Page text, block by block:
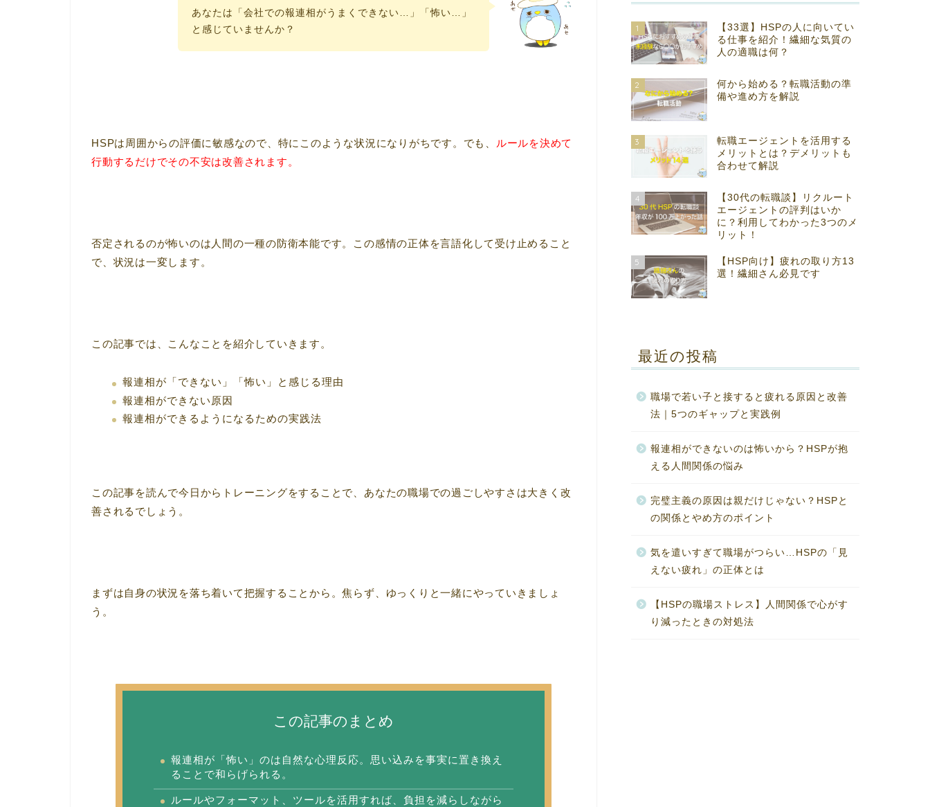
あなたは「会社での報連相がうまくできない…」「怖い…」
と感じていませんか？
HSPは周囲からの評価に敏感なので、特にこのような状況になりがちです。でも、
ルールを決めて
行動するだけでその不安は改善されます。
否定されるのが怖いのは人間の一種の防衛本能です。この感情の正体を言語化して受け止めること
で、状況は一変します。
この記事では、こんなことを紹介していきます。
報連相が「できない」「怖い」と感じる理由
報連相ができない原因
報連相ができるようになるための実践法
この記事を読んで今日からトレーニングをすることで、あなたの職場での過ごしやすさは大きく改
善されるでしょう。
まずは自身の状況を落ち着いて把握することから。焦らず、ゆっくりと一緒にやっていきましょ
う。
この記事のまとめ
報連相が「怖い」のは自然な心理反応。思い込みを事実に置き換え
ることで和らげられる。
ルールやフォーマット、ツールを活用すれば、負担を減らしながら
1
【33選】HSPの人に向いてい
る仕事を紹介！繊細な気質の
人の適職は何？
2
何から始める？転職活動の準
備や進め方を解説
3
転職エージェントを活用する
メリットとは？デメリットも
合わせて解説
4
【30代の転職談】リクルート
エージェントの評判はいか
に？利用してわかった3つのメ
リット！
5
【HSP向け】疲れの取り方13
選！繊細さん必見です
最近の投稿
職場で若い子と接すると疲れる原因と改善
法｜5つのギャップと実践例
報連相ができないのは怖いから？HSPが抱
える人間関係の悩み
完璧主義の原因は親だけじゃない？HSPと
の関係とやめ方のポイント
気を遣いすぎて職場がつらい…HSPの「見
えない疲れ」の正体とは
【HSPの職場ストレス】人間関係で心がす
り減ったときの対処法